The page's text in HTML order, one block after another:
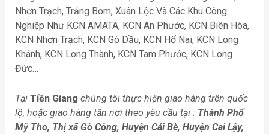
Nhơn Trạch, Trảng Bom, Xuân Lộc Và Các Khu Công
Nghiệp Như KCN AMATA, KCN An Phước, KCN Biên Hòa,
KCN Nhơn Trạch, KCN Gò Dầu, KCN Hố Nai, KCN Long
Khánh, KCN Long Thành, KCN Tam Phước, KCN Long
Đức…
Tại Tiền Giang chúng tôi thực hiện giao hàng trên quốc
lộ, hoặc giao hàng tận nơi theo yêu cầu tại : Thành Phố
Mỹ Tho, Thị xã Gò Công, Huyện Cái Bè, Huyện Cai Lậy,